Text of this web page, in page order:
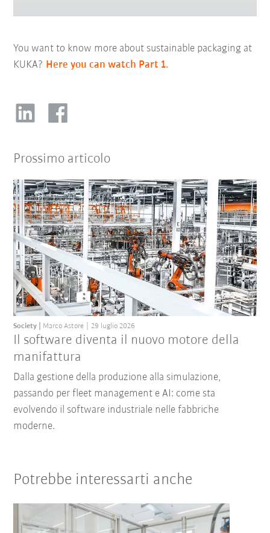
You want to know more about sustainable packaging at
KUKA? Here you can watch Part 1.
Prossimo articolo
Il software diventa il nuovo motore della
manifattura
Society Marco Astore 29 luglio 2026
Dalla gestione della produzione alla simulazione,
passando per fleet management e AI: come sta
evolvendo il software industriale nelle fabbriche
moderne.
Potrebbe interessarti anche